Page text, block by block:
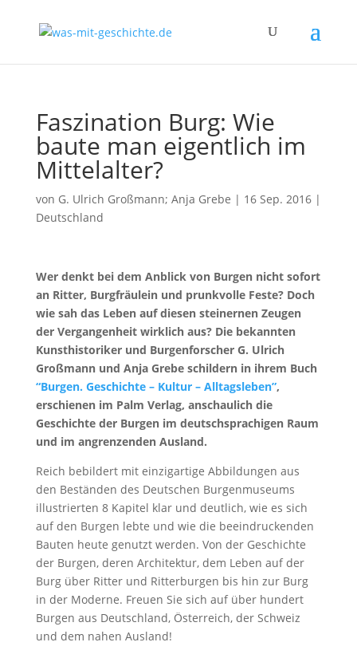
Faszination Burg: Wie
baute man eigentlich im
Mittelalter?
von G. Ulrich Großmann; Anja Grebe | 16 Sep. 2016|
Deutschland
Wer denkt bei dem Anblick von Burgen nicht sofort
an Ritter, Burgfräulein und prunkvolle Feste? Doch
wie sah das Leben auf diesen steinernen Zeugen
der Vergangenheit wirklich aus? Die bekannten
Kunsthistoriker und Burgenforscher G. Ulrich
Großmann und Anja Grebe schildern in ihrem Buch
“Burgen. Geschichte – Kultur – Alltagsleben”,
erschienen im Palm Verlag, anschaulich die
Geschichte der Burgen im deutschsprachigen Raum
und im angrenzenden Ausland.
Reich bebildert mit einzigartige Abbildungen aus
den Beständen des Deutschen Burgenmuseums
illustrierten 8 Kapitel klar und deutlich, wie es sich
auf den Burgen lebte und wie die beeindruckenden
Bauten heute genutzt werden. Von der Geschichte
der Burgen, deren Architektur, dem Leben auf der
Burg über Ritter und Ritterburgen bis hin zur Burg
in der Moderne. Freuen Sie sich auf über hundert
Burgen aus Deutschland, Österreich, der Schweiz
und dem nahen Ausland!